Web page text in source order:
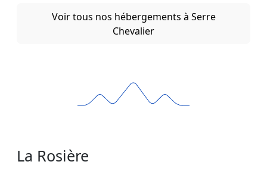
Voir tous nos hébergements à Serre
Chevalier
La Rosière